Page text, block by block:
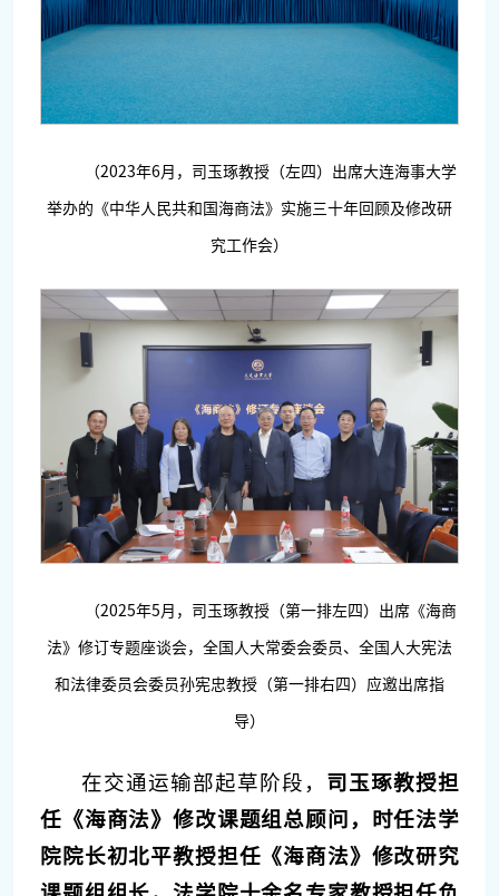
（2023年6月，司玉琢教授（左四）出席大连海事大学
举办的《中华人民共和国海商法》实施三十年回顾及修改研
究工作会）
（2025年5月，司玉琢教授（第一排左四）出席《海商
法》修订专题座谈会，全国人大常委会委员、全国人大宪法
和法律委员会委员孙宪忠教授（第一排右四）应邀出席指
导）
在交通运输部起草阶段， 司玉琢教授担
任《海商法》修改课题组总顾问，时任法学
院院长初北平教授担任《海商法》修改研究